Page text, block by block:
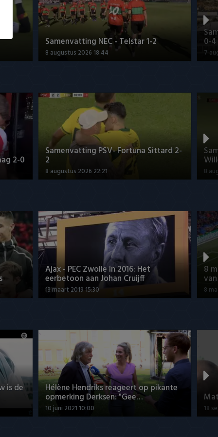
Samenvatting NEC - Telstar 1-2
8 augustus 2026 18:44
0-4
7
2-0
Samenvatting PSV- Fortuna Sittard 2-
2
8 augustus 2026 22:21 8
Ajax - PEC Zwolle in 2016: Het
eerbetoon aan Johan Cruijff
13 maart 2019 15:30
8
8
is de Hélène Hendriks reageert op pikante
opmerking Derksen: "Gee…
10 juni 2021 10:00 18